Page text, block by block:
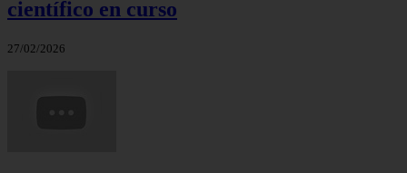
científico en curso
27/02/2026